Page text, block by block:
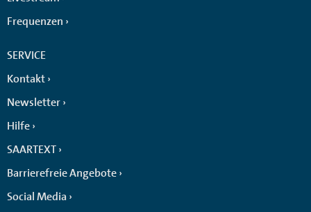
Frequenzen
SERVICE
Kontakt
Newsletter
Hilfe
SAARTEXT
Barrierefreie Angebote
Social Media